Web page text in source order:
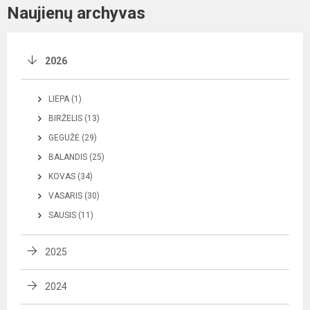
Naujienų archyvas
2026
LIEPA (1)
BIRŽELIS (13)
GEGUŽĖ (29)
BALANDIS (25)
KOVAS (34)
VASARIS (30)
SAUSIS (11)
2025
2024